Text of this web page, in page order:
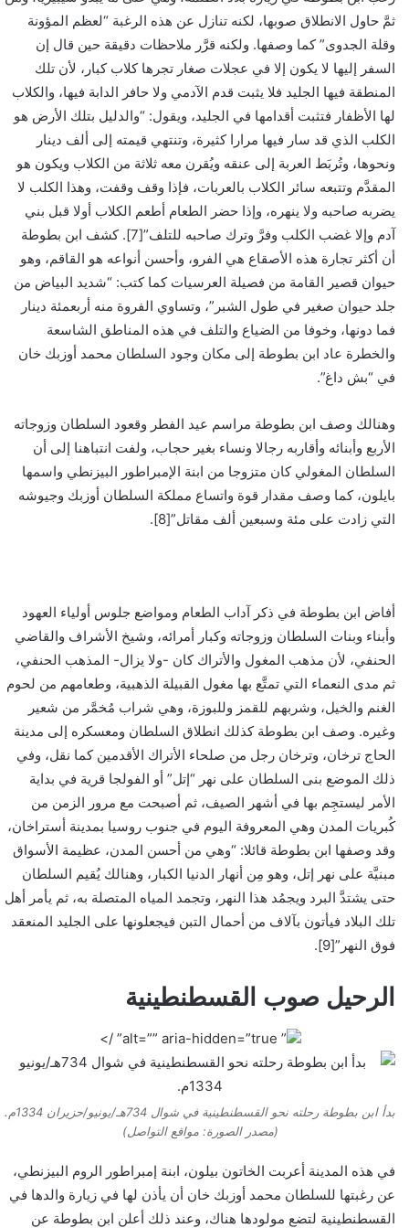
ثمَّ حاول الانطلاق صوبها، لكنه تنازل عن هذه الرغبة “لعظم المؤونة
وقلة الجدوى” كما وصفها. ولكنه قرَّر ملاحظات دقيقة حين قال إن
السفر إليها لا يكون إلا في عجلات صغار تجرها كلاب كبار، لأن تلك
المنطقة فيها الجليد فلا يثبت قدم الآدمي ولا حافر الدابة فيها، والكلاب
لها الأظفار فتثبت أقدامها في الجليد، ويقول: “والدليل بتلك الأرض هو
الكلب الذي قد سار فيها مرارا كثيرة، وتنتهي قيمته إلى ألف دينار
ونحوها، وتُربَط العربة إلى عنقه ويُقرن معه ثلاثة من الكلاب ويكون هو
المقدَّم وتتبعه سائر الكلاب بالعربات، فإذا وقف وقفت، وهذا الكلب لا
يضربه صاحبه ولا ينهره، وإذا حضر الطعام أطعم الكلاب أولا قبل بني
آدم وإلا غضب الكلب وفرَّ وترك صاحبه للتلف”[7]. كشف ابن بطوطة
أن أكثر تجارة هذه الأصقاع هي الفرو، وأحسن أنواعه هو القاقم، وهو
حيوان قصير القامة من فصيلة العرسيات كما كتب: “شديد البياض من
جلد حيوان صغير في طول الشبر”، وتساوي الفروة منه أربعمئة دينار
فما دونها، وخوفا من الضياع والتلف في هذه المناطق الشاسعة
والخطرة عاد ابن بطوطة إلى مكان وجود السلطان محمد أوزبك خان
في “بش داغ”.
وهنالك وصف ابن بطوطة مراسم عيد الفطر وقعود السلطان وزوجاته
الأربع وأبنائه وأقاربه رجالا ونساء بغير حجاب، ولفت انتباهنا إلى أن
السلطان المغولي كان متزوجا من ابنة الإمبراطور البيزنطي واسمها
بايلون، كما وصف مقدار قوة واتساع مملكة السلطان أوزبك وجيوشه
التي زادت على مئة وسبعين ألف مقاتل”[8].
أفاض ابن بطوطة في ذكر آداب الطعام ومواضع جلوس أولياء العهود
وأبناء وبنات السلطان وزوجاته وكبار أمرائه، وشيخ الأشراف والقاضي
الحنفي، لأن مذهب المغول والأتراك كان -ولا يزال- المذهب الحنفي،
ثم مدى النعماء التي تمتَّع بها مغول القبيلة الذهبية، وطعامهم من لحوم
الغنم والخيل، وشربهم للقمز وللبوزة، وهي شراب مُخمَّر من شعير
وغيره. وصف ابن بطوطة كذلك انطلاق السلطان ومعسكره إلى مدينة
الحاج ترخان، وترخان رجل من صلحاء الأتراك الأقدمين كما نقل، وفي
ذلك الموضع بنى السلطان على نهر “إتل” أو الفولجا قرية في بداية
الأمر ليستجِم بها في أشهر الصيف، ثم أصبحت مع مرور الزمن من
كُبريات المدن وهي المعروفة اليوم في جنوب روسيا بمدينة أستراخان،
وقد وصفها ابن بطوطة قائلا: “وهي من أحسن المدن، عظيمة الأسواق
مبنيَّة على نهر إتل، وهو مِن أنهار الدنيا الكبار، وهنالك يُقيم السلطان
حتى يشتدَّ البرد ويجمُد هذا النهر، وتجمد المياه المتصلة به، ثم يأمر أهل
تلك البلاد فيأتون بآلاف من أحمال التبن فيجعلونها على الجليد المنعقد
فوق النهر”[9].
الرحيل صوب القسطنطينية
” alt=”” aria-hidden=”true” />
بدأ ابن بطوطة رحلته نحو القسطنطينية في شوال 734هـ/يونيو/حزيران 1334م.
(مصدر الصورة: مواقع التواصل)
في هذه المدينة أعربت الخاتون بيلون، ابنة إمبراطور الروم البيزنطي،
عن رغبتها للسلطان محمد أوزبك خان أن يأذن لها في زيارة والدها في
القسطنطينية لتضع مولودها هناك، وعند ذلك أعلن ابن بطوطة عن